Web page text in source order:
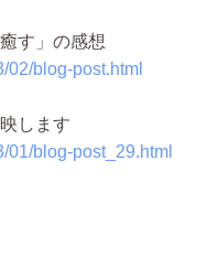
す」の感想
02/blog-post.html
します
01/blog-post_29.html